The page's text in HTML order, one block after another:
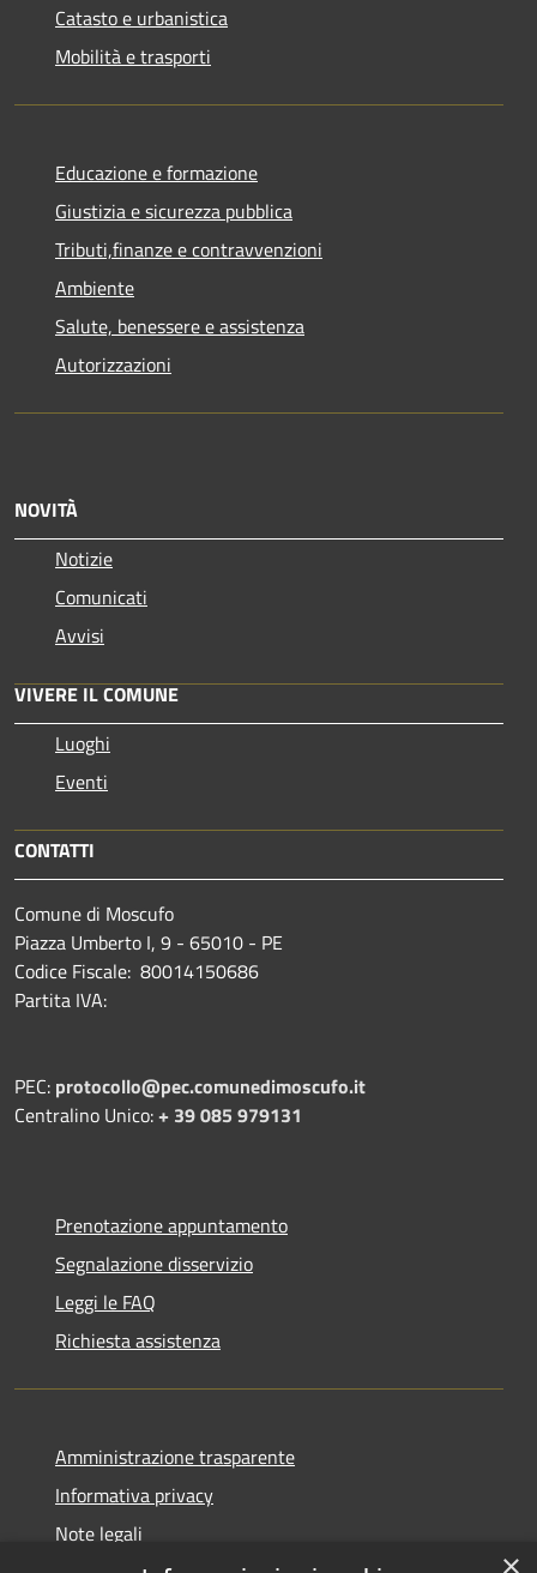
Catasto e urbanistica
Mobilità e trasporti
Educazione e formazione
Giustizia e sicurezza pubblica
Tributi,finanze e contravvenzioni
Ambiente
Salute, benessere e assistenza
Autorizzazioni
NOVITÀ
Notizie
Comunicati
Avvisi
VIVERE IL COMUNE
Luoghi
Eventi
CONTATTI
Comune di Moscufo
Piazza Umberto I, 9 - 65010 - PE
Codice Fiscale: 80014150686
Partita IVA:
PEC: protocollo@pec.comunedimoscufo.it
Centralino Unico:+ 39 085 979131
Prenotazione appuntamento
Segnalazione disservizio
Leggi le FAQ
Richiesta assistenza
Amministrazione trasparente
Informativa privacy
Note legali